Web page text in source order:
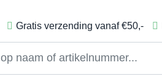
Gratis verzending vanaf €50,-